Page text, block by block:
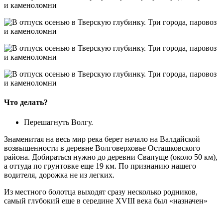
Что делать?
Перешагнуть Волгу.
Знаменитая на весь мир река берет начало на Валдайской
возвышенности в деревне Волговерховье Осташковского
района. Добираться нужно до деревни Свапуще (около 50 км),
а оттуда по грунтовке еще 19 км. По признанию нашего
водителя, дорожка не из легких.
Из местного болотца выходят сразу несколько родников,
самый глубокий еще в середине XVIII века был «назначен»